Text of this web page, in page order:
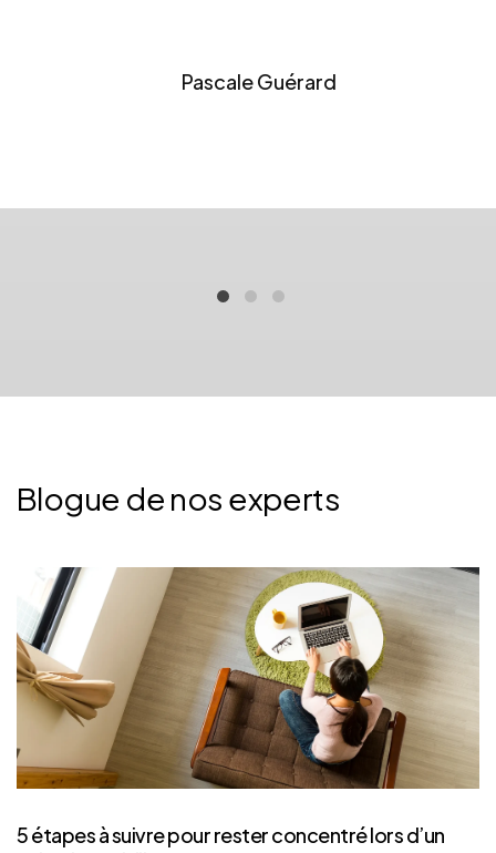
Blogue de nos experts
5 étapes à suivre pour rester concentré lors d’un